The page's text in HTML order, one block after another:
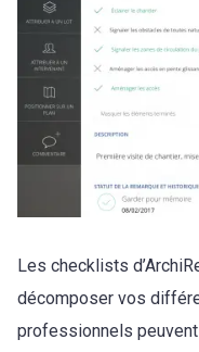
Les checklists
décomposer vos
professionnels